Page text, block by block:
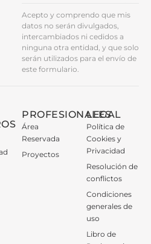
Acepto y comprendo que mis
datos no serán divulgados,
intercambiados ni cedidos a
ninguna otra entidad, y que solo
serán utilizados para el envío de
este formulario.
PROFESIONALES
Área
Reservada
Proyectos
LEGAL
Política de
Cookies y
Privacidad
Resolución de
conflictos
Condiciones
generales de
uso
Libro de